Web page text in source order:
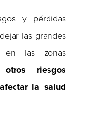
y pérdidas
las grandes
en las zonas
otros riesgos
la salud